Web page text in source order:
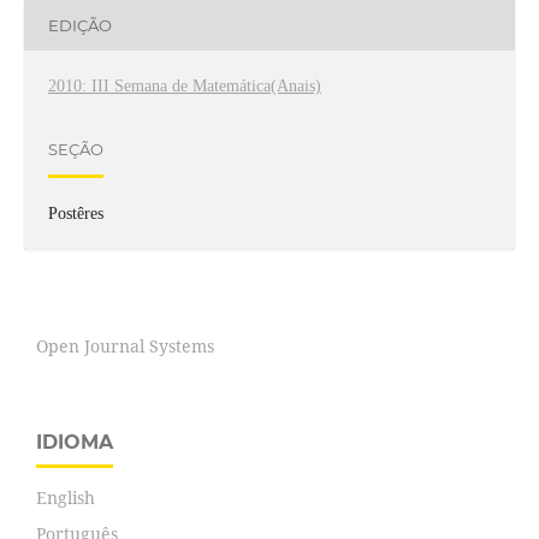
EDIÇÃO
2010: III Semana de Matemática(Anais)
SEÇÃO
Postêres
Open Journal Systems
IDIOMA
English
Português